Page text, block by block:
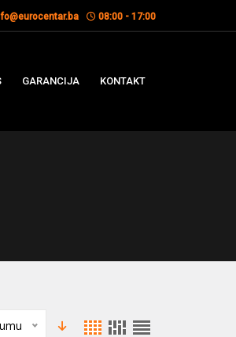
08:00 - 17:00
GARANCIJA KONTAKT